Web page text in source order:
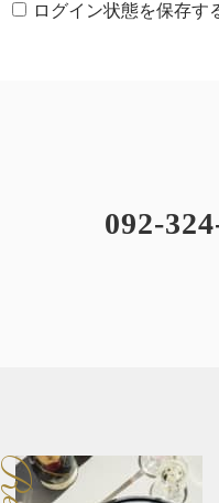
ログイン状態を保存す
092-